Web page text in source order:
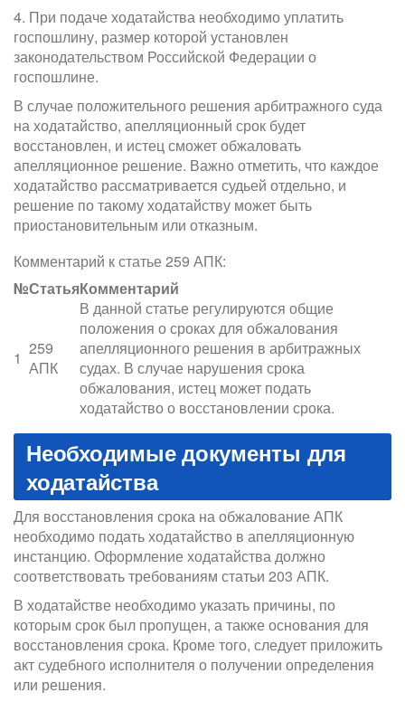
4. При подаче ходатайства необходимо уплатить
госпошлину, размер которой установлен
законодательством Российской Федерации о
госпошлине.
В случае положительного решения арбитражного суда
на ходатайство, апелляционный срок будет
восстановлен, и истец сможет обжаловать
апелляционное решение. Важно отметить, что каждое
ходатайство рассматривается судьей отдельно, и
решение по такому ходатайству может быть
приостановительным или отказным.
Комментарий к статье 259 АПК:
№СтатьяКомментарий
1 259
АПК
В данной статье регулируются общие
положения о сроках для обжалования
апелляционного решения в арбитражных
судах. В случае нарушения срока
обжалования, истец может подать
ходатайство о восстановлении срока.
Необходимые документы для
ходатайства
Для восстановления срока на обжалование АПК
необходимо подать ходатайство в апелляционную
инстанцию. Оформление ходатайства должно
соответствовать требованиям статьи 203 АПК.
В ходатайстве необходимо указать причины, по
которым срок был пропущен, а также основания для
восстановления срока. Кроме того, следует приложить
акт судебного исполнителя о получении определения
или решения.